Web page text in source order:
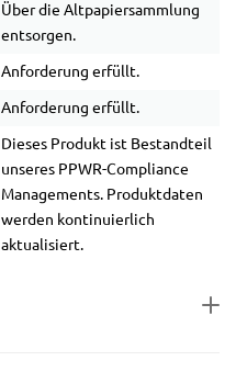
Über die Altpapiersammlung
entsorgen.
Anforderung erfüllt.
Anforderung erfüllt.
Dieses Produkt ist Bestandteil
unseres PPWR-Compliance
Managements. Produktdaten
werden kontinuierlich
aktualisiert.